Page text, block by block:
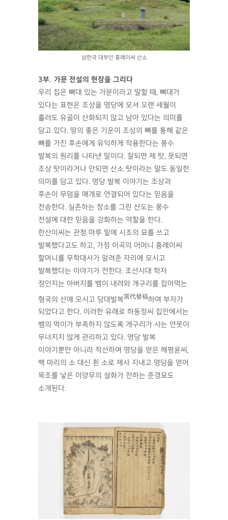
삼한국 대부인 흥례이씨 산소
3부. 가문 전설의 현장을 그리다
우리 집은 뼈대 있는 가문이라고 말할 때, 뼈대가
있다는 표현은 조상을 명당에 모셔 오랜 세월이
흘러도 유골이 산화되지 않고 남아 있다는 의미를
담고 있다. 땅의 좋은 기운이 조상의 뼈를 통해 같은
뼈를 가진 후손에게 유익하게 작용한다는 풍수
발복의 원리를 나타낸 말이다. 잘되면 제 탓, 못되면
조상 탓이라거나 안되면 산소 탓이라는 말도 동일한
의미를 담고 있다. 명당 발복 이야기는 조상과
후손이 무덤을 매개로 연결되어 있다는 믿음을
전승한다. 실존하는 장소를 그린 산도는 풍수
전설에 대한 믿음을 강화하는 역할을 한다.
한산이씨는 관청 마루 밑에 시조의 묘를 쓰고
발복했다고도 하고, 가정 이곡의 어머니 흥례이씨
할머니를 무학대사가 알려준 자리에 모시고
발복했다는 이야기가 전한다. 조선시대 학자
정인지는 아버지를 뱀이 내려와 개구리를 잡아먹는
형국의 산에 모시고 당대발복當代發福하여 부자가
되었다고 한다. 이러한 유래로 하동정씨 집안에서는
뱀의 먹이가 부족하지 않도록 개구리가 사는 연못이
무너지지 않게 관리하고 있다. 명당 발복
이야기뿐만 아니라 적선하여 명당을 얻은 해평윤씨,
백 마리의 소 대신 흰 소로 제사 지내고 명당을 얻어
목조를 낳은 이양무의 설화가 전하는 준경묘도
소개된다.